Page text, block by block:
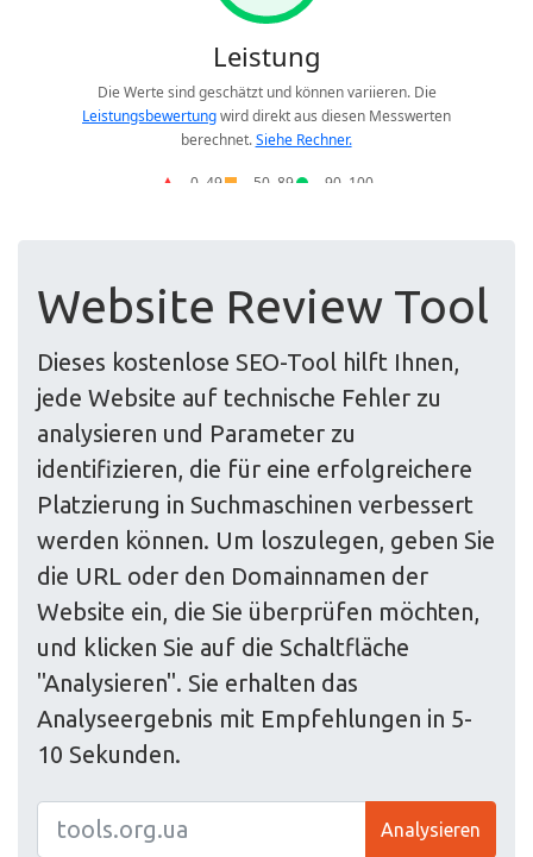
Website Review Tool
Dieses kostenlose SEO-Tool hilft Ihnen,
jede Website auf technische Fehler zu
analysieren und Parameter zu
identifizieren, die für eine erfolgreichere
Platzierung in Suchmaschinen verbessert
werden können. Um loszulegen, geben Sie
die URL oder den Domainnamen der
Website ein, die Sie überprüfen möchten,
und klicken Sie auf die Schaltfläche
"Analysieren". Sie erhalten das
Analyseergebnis mit Empfehlungen in 5-
10 Sekunden.
Analysieren